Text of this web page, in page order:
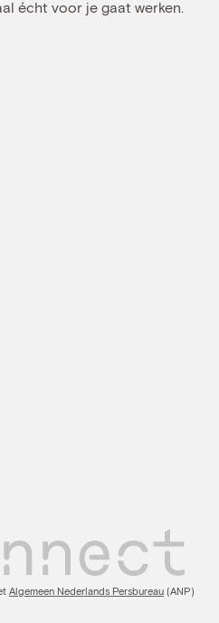
écht voor je gaat werken.
Algemeen Nederlands Persbureau (ANP)